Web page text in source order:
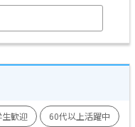
生歓迎 60代以上活躍中